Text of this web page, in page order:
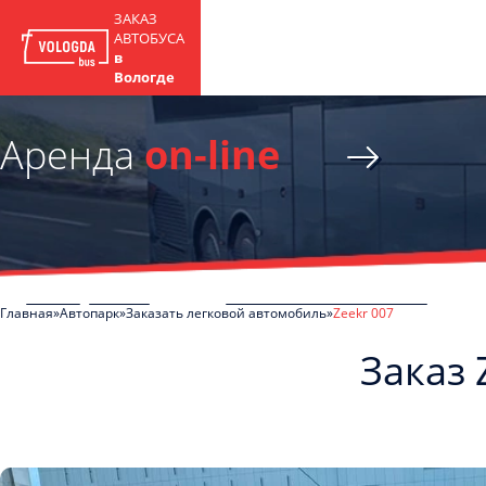
ЗАКАЗ
АВТОБУСА
в
Вологде
Арендаon-line
Главная Автопарк Заказать легковой автомобиль Zeekr 007
Заказ